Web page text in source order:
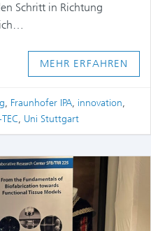
Schritt in Richtung
MEHR ERFAHREN
, Fraunhofer IPA, innovation,
, Uni Stuttgart